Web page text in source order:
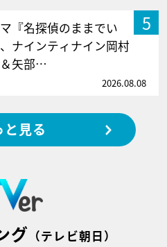
5
『名探偵のままでい
ナインティナイン岡村
矢部…
2026.08.08
と見る
グ （テレビ朝日）